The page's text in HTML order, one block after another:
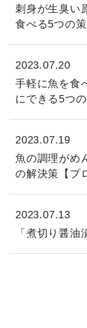
刺身が生臭い
食べる5つの
2023.07.20
手軽に魚を食
にできる5つ
2023.07.19
魚の調理がめ
の解決策【プ
2023.07.13
「煮切り醤